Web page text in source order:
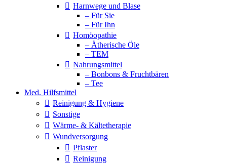
Harnwege und Blase
– Für Sie
– Für Ihn
Homöopathie
– Ätherische Öle
– TEM
Nahrungsmittel
– Bonbons & Fruchtbären
– Tee
Med. Hilfsmittel
Reinigung & Hygiene
Sonstige
Wärme- & Kältetherapie
Wundversorgung
Pflaster
Reinigung